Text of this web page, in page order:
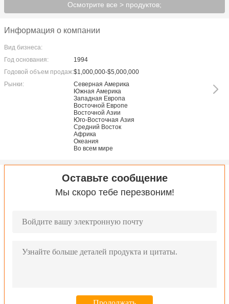
Осмотрите все > продуктов;
Информация о компании
Вид бизнеса:
Год основания:
1994
Годовой объем продаж:$1,000,000-$5,000,000
Рынки:
Северная Америка
Южная Америка
Западная Европа
Восточной Европе
Восточной Азии
Юго-Восточная Азия
Средний Восток
Африка
Океания
Во всем мире
Оставьте сообщение
Мы скоро тебе перезвоним!